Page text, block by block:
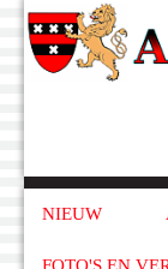
NIEUW
FOTO'S EN